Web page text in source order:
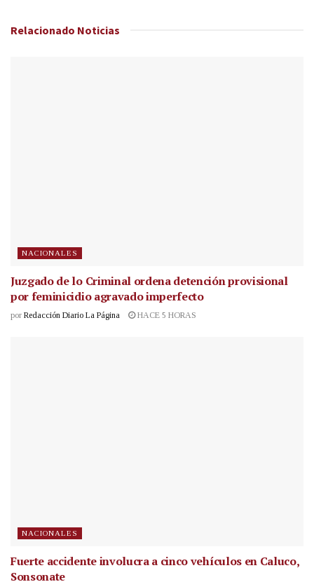
Relacionado Noticias
NACIONALES
Juzgado de lo Criminal ordena detención provisional
por feminicidio agravado imperfecto
por Redacción Diario La Página HACE 5 HORAS
NACIONALES
Fuerte accidente involucra a cinco vehículos en Caluco,
Sonsonate